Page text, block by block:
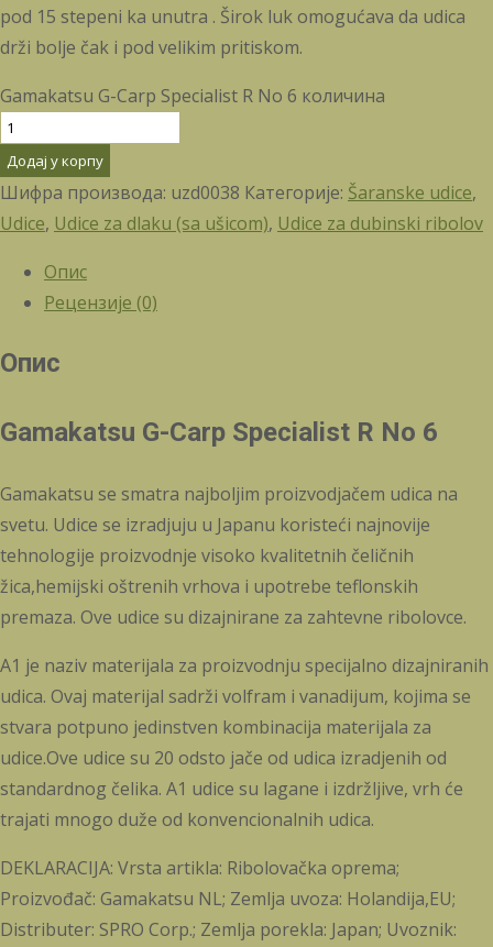
pod 15 stepeni ka unutra . Širok luk omogućava da udica
drži bolje čak i pod velikim pritiskom.
Gamakatsu G-Carp Specialist R No 6 количина
Додај у корпу
Шифра производа: uzd0038 Категорије: Šaranske udice,
Udice, Udice za dlaku (sa ušicom), Udice za dubinski ribolov
Опис
Рецензије (0)
Опис
Gamakatsu G-Carp Specialist R No 6
Gamakatsu se smatra najboljim proizvodjačem udica na
svetu. Udice se izradjuju u Japanu koristeći najnovije
tehnologije proizvodnje visoko kvalitetnih čeličnih
žica,hemijski oštrenih vrhova i upotrebe teflonskih
premaza. Ove udice su dizajnirane za zahtevne ribolovce.
A1 je naziv materijala za proizvodnju specijalno dizajniranih
udica. Ovaj materijal sadrži volfram i vanadijum, kojima se
stvara potpuno jedinstven kombinacija materijala za
udice.Ove udice su 20 odsto jače od udica izradjenih od
standardnog čelika. A1 udice su lagane i izdržljive, vrh će
trajati mnogo duže od konvencionalnih udica.
DEKLARACIJA: Vrsta artikla: Ribolovačka oprema;
Proizvođač: Gamakatsu NL; Zemlja uvoza: Holandija,EU;
Distributer: SPRO Corp.; Zemlja porekla: Japan; Uvoznik: